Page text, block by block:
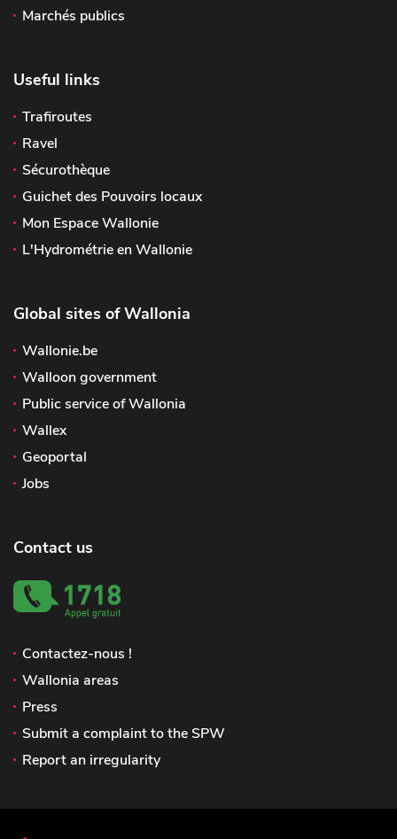
Marchés publics
Useful links
Trafiroutes
Ravel
Sécurothèque
Guichet des Pouvoirs locaux
Mon Espace Wallonie
L'Hydrométrie en Wallonie
Global sites of Wallonia
Wallonie.be
Walloon government
Public service of Wallonia
Wallex
Geoportal
Jobs
Contact us
Contactez-nous !
Wallonia areas
Press
Submit a complaint to the SPW
Report an irregularity